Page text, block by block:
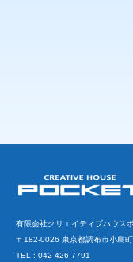
有限会社クリエイティブハウス
〒182-0026 東京都調布市小島
TEL : 042-426-7791